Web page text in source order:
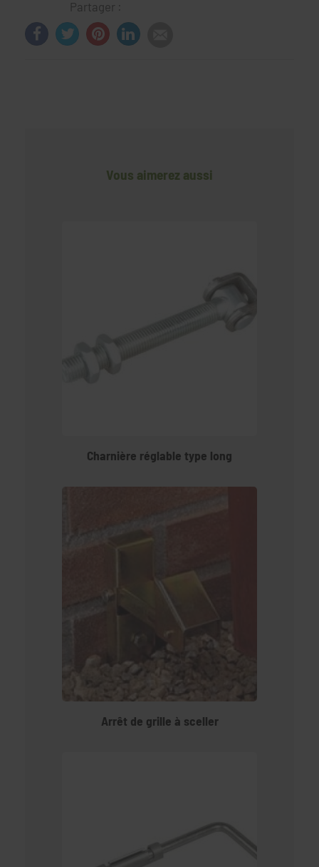
Partager :
Vous aimerez aussi
Charnière réglable type long
Arrêt de grille à sceller